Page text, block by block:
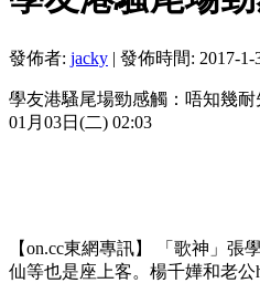
發佈者: jacky | 發佈時間: 2017-1-
學友港騷尾場勁感觸：唔知幾耐
01月03日(二) 02:03
【on.cc東網專訊】 「歌神」
仙等也是座上客。楊千嬅和老